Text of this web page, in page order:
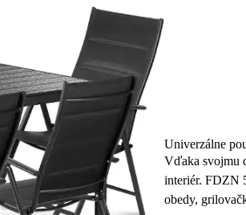
Univerzálne
Vďaka svojmu
interiér. FDZN
obedy,